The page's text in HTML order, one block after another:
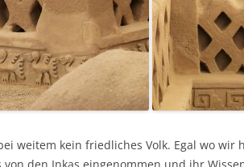
weitem kein friedliches Volk. Egal wo wir